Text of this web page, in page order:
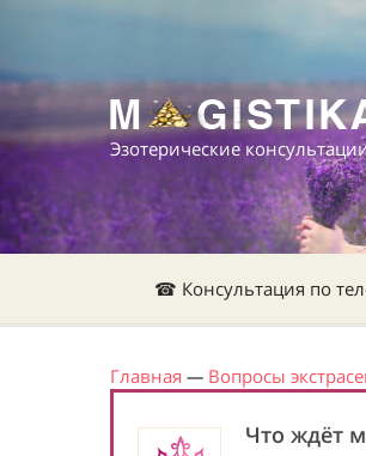
Эзотерические
☎ Консультация по
Главная — Вопросы
Что ждёт